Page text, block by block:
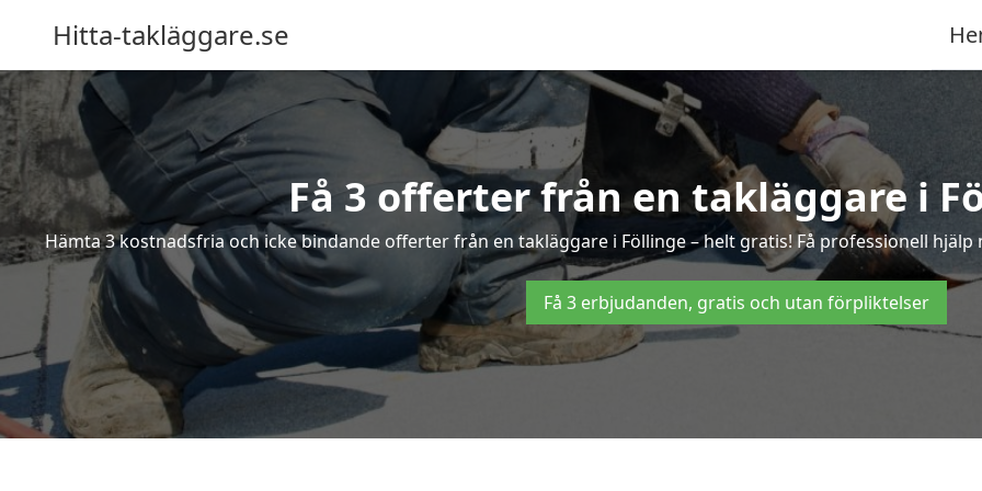
Hitta-takläggare.se
Få 3 offerter från en takläggare i
Hämta 3 kostnadsfria och icke bindande offerter från en takläggare i Föllinge – helt gratis! Få professionell
Få 3 erbjudanden, gratis och utan förpliktelser